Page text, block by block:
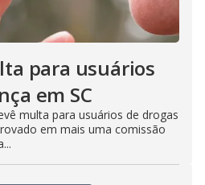
para usuários
em SC
multa para usuários de drogas
em mais uma comissão